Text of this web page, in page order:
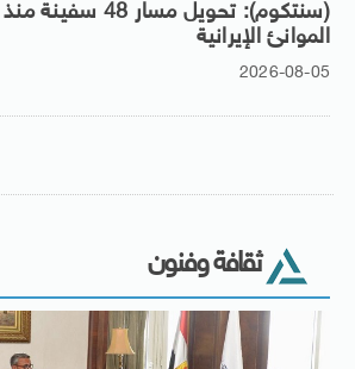
(سنتكوم): تحويل
الموانئ الإيرانية
2026-08-05
ثقافة وفنون